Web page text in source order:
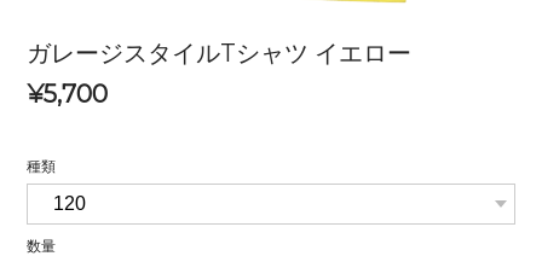
ガレージスタイルTシャツ イエロー
¥5,700
種類
数量